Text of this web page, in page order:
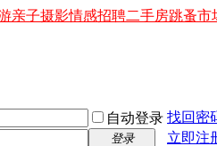
亲子摄影情感招聘二手房跳蚤市
自动登录 找回密
登录
立即注